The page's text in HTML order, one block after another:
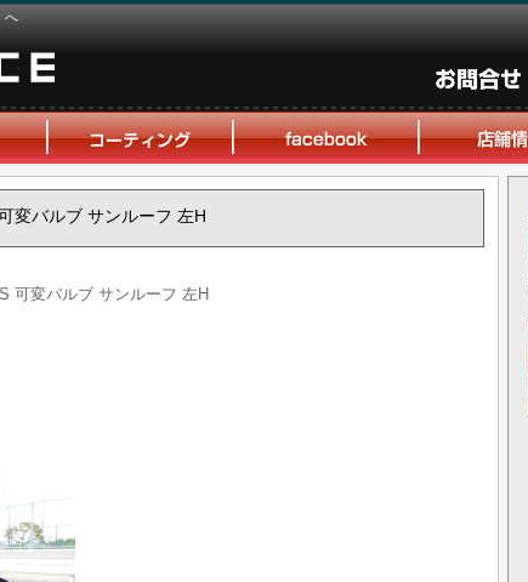
へ
変バルブ サンルーフ 左H
可変バルブ サンルーフ 左H